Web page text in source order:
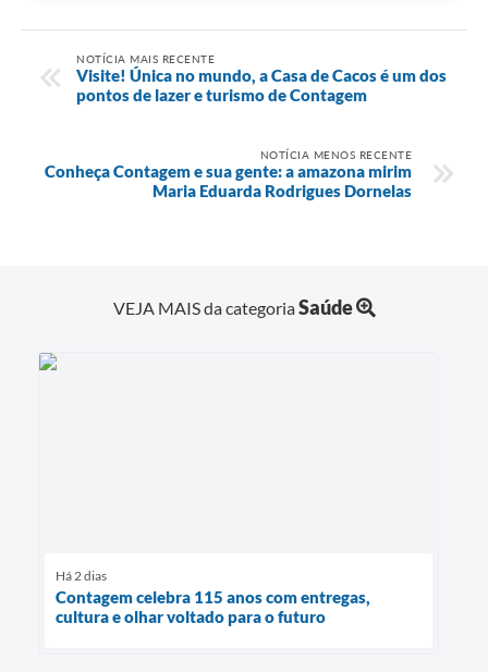
NOTÍCIA MAIS RECENTE
Visite! Única no mundo, a Casa de Cacos é um dos
pontos de lazer e turismo de Contagem
NOTÍCIA MENOS RECENTE
Conheça Contagem e sua gente: a amazona mirim
Maria Eduarda Rodrigues Dornelas
VEJA MAIS da categoriaSaúde
Há 2 dias
Contagem celebra 115 anos com entregas,
cultura e olhar voltado para o futuro